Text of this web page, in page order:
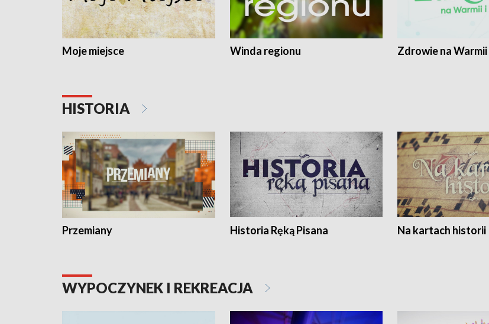
Moje miejsce Winda regionu Zdrowie na
HISTORIA
Przemiany Historia Ręką Pisana Na kartach historii
WYPOCZYNEK I REKREACJA